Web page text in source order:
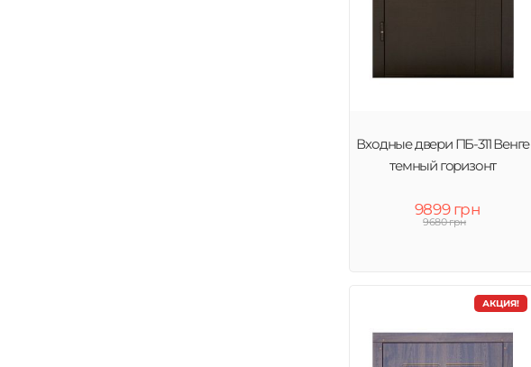
Входные двери ПБ-311 Венге
темный горизонт
9899 грн
9680 грн
АКЦИЯ!